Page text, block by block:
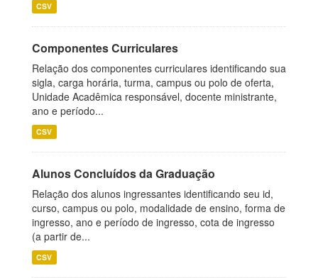
CSV
Componentes Curriculares
Relação dos componentes curriculares identificando sua
sigla, carga horária, turma, campus ou polo de oferta,
Unidade Acadêmica responsável, docente ministrante,
ano e período...
CSV
Alunos Concluídos da Graduação
Relação dos alunos ingressantes identificando seu id,
curso, campus ou polo, modalidade de ensino, forma de
ingresso, ano e período de ingresso, cota de ingresso
(a partir de...
CSV